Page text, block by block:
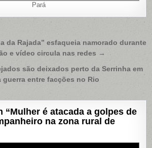
Pará
da Rajada” esfaqueia namorado durante
e vídeo circula nas redes →
são deixados perto da Serrinha em
guerra entre facções no Rio
“Mulher é atacada a golpes de
na zona rural de